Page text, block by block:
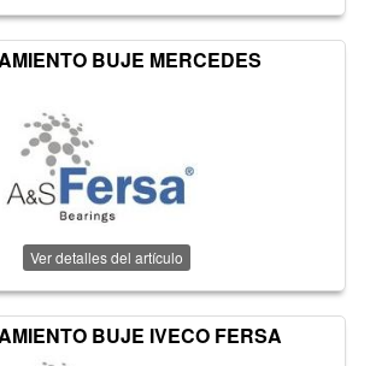
BUJE MERCEDES
Ver detalles del artículo
BUJE IVECO FERSA